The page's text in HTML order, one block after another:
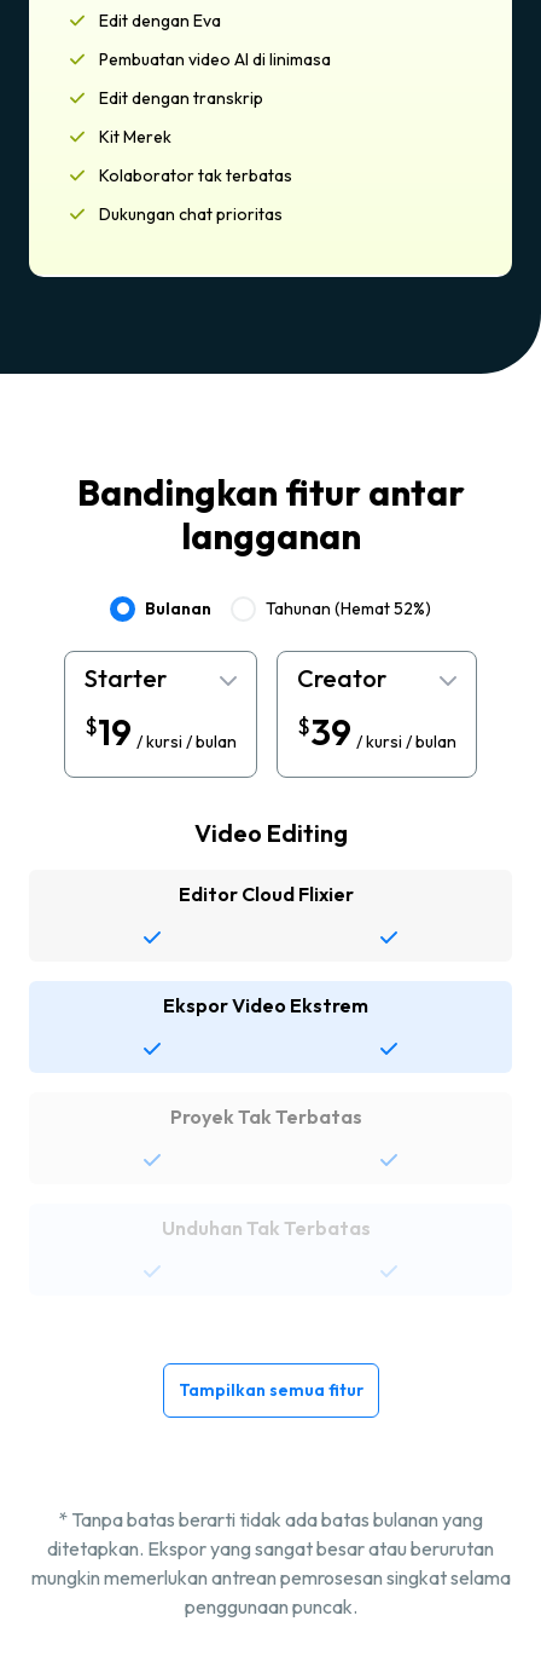
Edit dengan Eva
Pembuatan video AI di linimasa
Edit dengan transkrip
Kit Merek
Kolaborator tak terbatas
Dukungan chat prioritas
Bandingkan fitur antar
langganan
Bulanan Tahunan (Hemat 52%)
Starter
$19 / kursi / bulan
Creator
$39 / kursi / bulan
Video Editing
Editor Cloud Flixier
Ekspor Video Ekstrem
Proyek Tak Terbatas
Unduhan Tak Terbatas
Tampilkan semua fitur
* Tanpa batas berarti tidak ada batas bulanan yang
ditetapkan. Ekspor yang sangat besar atau berurutan
mungkin memerlukan antrean pemrosesan singkat selama
penggunaan puncak.